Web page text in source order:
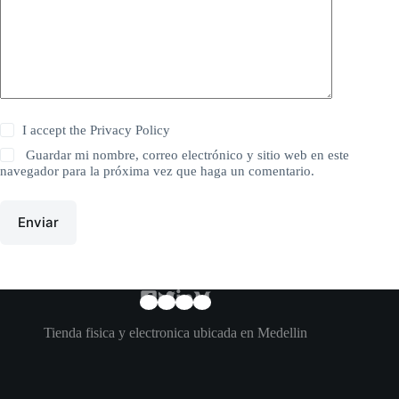
I accept thePrivacy Policy
Guardar mi nombre, correo electrónico y sitio web en este
navegador para la próxima vez que haga un comentario.
Enviar
Tienda fisica y electronica ubicada en Medellin